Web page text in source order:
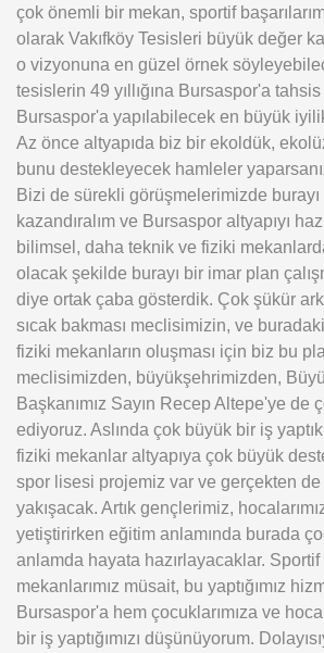
çok önemli bir mekan, sportif
olarak Vakıfköy Tesisleri büyük değer
o vizyonuna en güzel örnek
tesislerin 49 yıllığına Bursaspor'a
Bursaspor'a yapılabilecek en büyük
Az önce altyapıda biz bir ekoldük,
bunu destekleyecek hamleler
Bizi de sürekli görüşmelerimizde
kazandıralım ve Bursaspor altyapıyı
bilimsel, daha teknik ve fiziki
olacak şekilde burayı bir imar plan
diye ortak çaba gösterdik. Çok şükür
sıcak bakması meclisimizin, ve
fiziki mekanların oluşması için biz bu
meclisimizden, büyükşehrimizden,
Başkanımız Sayın Recep Altepe'ye de
ediyoruz. Aslında çok büyük bir iş
fiziki mekanlar altyapıya çok büyük
spor lisesi projemiz var ve gerçekten
yakışacak. Artık gençlerimiz,
yetiştirirken eğitim anlamında burada
anlamda hayata hazırlayacaklar.
mekanlarımız müsait, bu yaptığımız
Bursaspor'a hem çocuklarımıza ve
bir iş yaptığımızı düşünüyorum.